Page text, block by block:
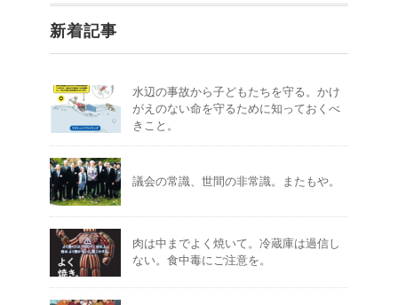
新着記事
水辺の事故から子どもたちを守る。かけ
がえのない命を守るために知っておくべ
きこと。
議会の常識、世間の非常識。またもや。
肉は中までよく焼いて。冷蔵庫は過信し
ない。食中毒にご注意を。